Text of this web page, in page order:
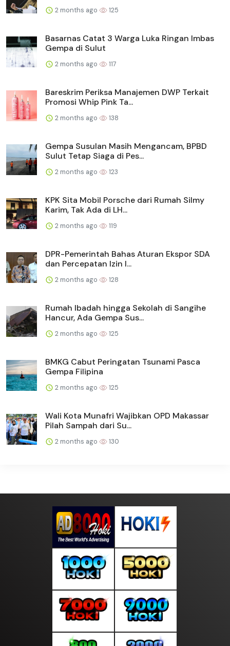
2 months ago 125
Basarnas Catat 3 Warga Luka Ringan Imbas
Gempa di Sulut
2 months ago 117
Bareskrim Periksa Manajemen DWP Terkait
Promosi Whip Pink Ta...
2 months ago 138
Gempa Susulan Masih Mengancam, BPBD
Sulut Tetap Siaga di Pes...
2 months ago 123
KPK Sita Mobil Porsche dari Rumah Silmy
Karim, Tak Ada di LH...
2 months ago 119
DPR-Pemerintah Bahas Aturan Ekspor SDA
dan Percepatan Izin I...
2 months ago 128
Rumah Ibadah hingga Sekolah di Sangihe
Hancur, Ada Gempa Sus...
2 months ago 125
BMKG Cabut Peringatan Tsunami Pasca
Gempa Filipina
2 months ago 125
Wali Kota Munafri Wajibkan OPD Makassar
Pilah Sampah dari Su...
2 months ago 130